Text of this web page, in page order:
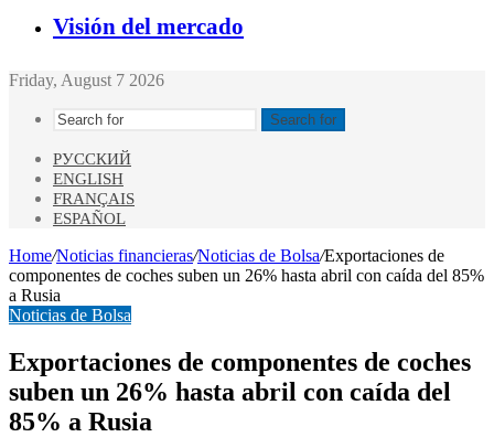
Visión del mercado
Friday, August 7 2026
Search for
РУССКИЙ
ENGLISH
FRANÇAIS
ESPAÑOL
Home/Noticias financieras/Noticias de Bolsa/Exportaciones de
componentes de coches suben un 26% hasta abril con caída del 85%
a Rusia
Noticias de Bolsa
Exportaciones de componentes de coches
suben un 26% hasta abril con caída del
85% a Rusia